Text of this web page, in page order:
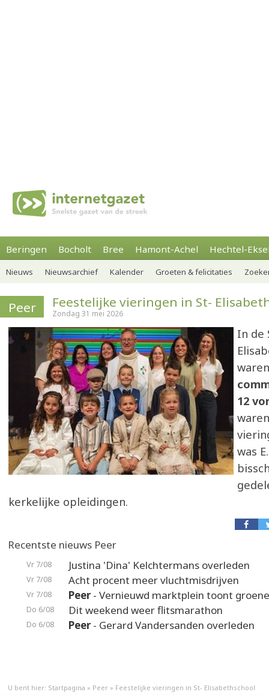
Beringen Bocholt Bree Hamont-Achel Hechtel-
Nieuws Nieuwsarchief Kalender Groeten & felicitaties
Peer Feestelijke vieringen in St-
Zondag 31 mei 2026
In de
12
was
kerkelijke opleidingen.
Recentste nieuws Peer
Vr 7/08 Justina 'Dina' Kelchtermans overleden
Vr 7/08 Acht procent meer vluchtmisdrijven
Vr 7/08 Peer- Vernieuwd marktplein toont
Do 6/08 Dit weekend weer flitsmarathon
Do 6/08 Peer- Gerard Vandersanden overleden
U bent hier: Startpagina » Peer » Feestelijke vieringen in St- Elisabethschool